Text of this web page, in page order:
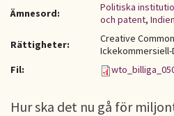
Ämnesord:
Politiska
och patent, Indien
Rättigheter:
Creative
Ickekommersiell-
Fil:
Hur ska det nu gå för